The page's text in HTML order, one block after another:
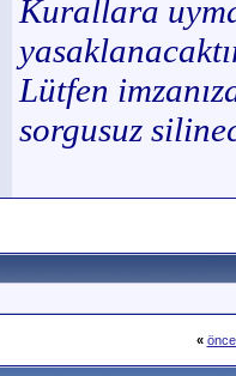
Kurallara
Lütfen
sorgusuz
«